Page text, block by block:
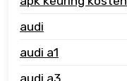
audi
audi a1
audi a3